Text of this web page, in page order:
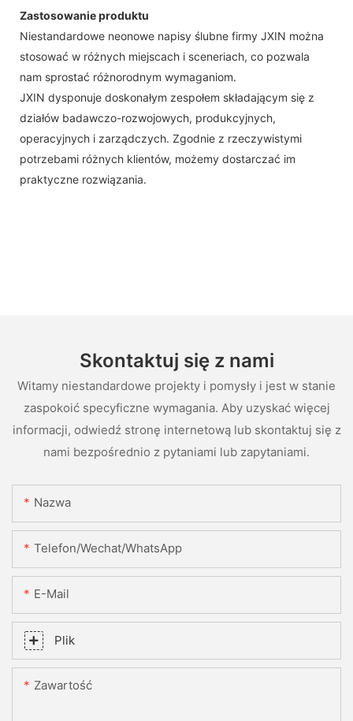
Zastosowanie produktu
Niestandardowe neonowe napisy ślubne firmy JXIN można
stosować w różnych miejscach i sceneriach, co pozwala
nam sprostać różnorodnym wymaganiom.
JXIN dysponuje doskonałym zespołem składającym się z
działów badawczo-rozwojowych, produkcyjnych,
operacyjnych i zarządczych. Zgodnie z rzeczywistymi
potrzebami różnych klientów, możemy dostarczać im
praktyczne rozwiązania.
Skontaktuj się z nami
Witamy niestandardowe projekty i pomysły i jest w stanie
zaspokoić specyficzne wymagania. Aby uzyskać więcej
informacji, odwiedź stronę internetową lub skontaktuj się z
nami bezpośrednio z pytaniami lub zapytaniami.
Nazwa
Telefon/Wechat/WhatsApp
E-Mail
Plik
Zawartość